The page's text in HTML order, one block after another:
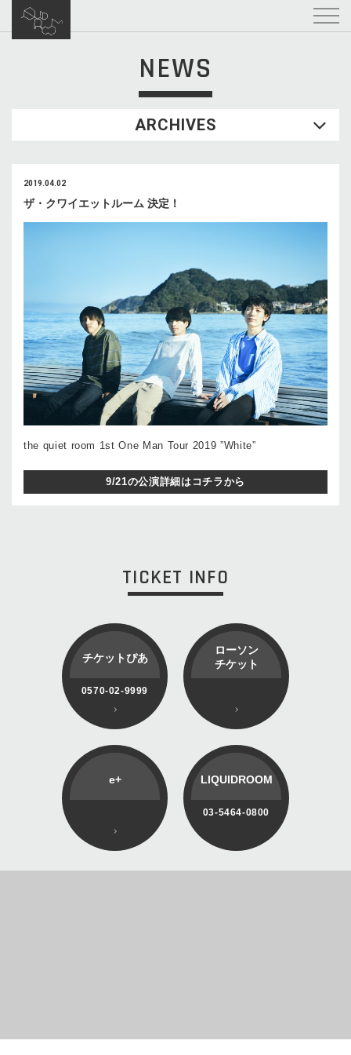
NEWS
ARCHIVES
2019.04.02
ザ・クワイエットルーム 決定！
the quiet room 1st One Man Tour 2019 ”White”
9/21の公演詳細はコチラから
TICKET INFO
チケットぴあ
0570-02-9999
ローソン
チケット
e+ LIQUIDROOM
03-5464-0800